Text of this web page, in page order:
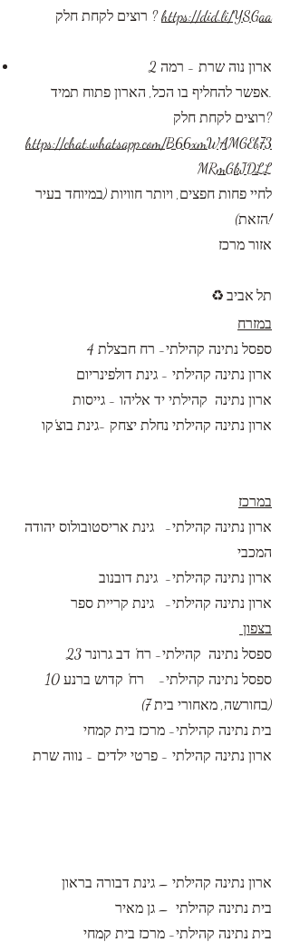
רוצים לקחת חלק ? ​https://did.li/YSGaa​
ארון נוה שרת - רמה 2
אפשר להחליף בו הכל, הארון פתוח תמיד.
​רוצים לקחת חלק?
https://chat.whatsapp.com/B66xmWAMGEb73
MRmGkJDLL
לחיי פחות חפצים, ויותר חוויות (במיוחד בעיר
הזאת)!
אזור מרכז
תל אביב ♻️
במזרח
ספסל נתינה קהילתי- רח חבצלת 4
ארון נתינה קהילתי - גינת דולפינריום
ארון נתינה קהילתי יד אליהו - גייסות
ארון נתינה קהילתי נחלת יצחק -גינת בוצ'קו
במרכז
ארון נתינה קהילתי- גינת אריסטובולוס יהודה
המכבי
ארון נתינה קהילתי- גינת דובנוב
ארון נתינה קהילתי- גינת קריית ספר
בצפון
ספסל נתינה קהילתי- רח' דב גרונר 23
ספסל נתינה קהילתי- רח' קדוש ברנע 10
(בחורשה, מאחורי בית 7)
בית נתינה קהילתי- מרכז בית קמחי
ארון נתינה קהילתי - פרטי ילדים - נווה שרת
ארון נתינה קהילתי – גינת דבורה בראון
בית נתינה קהילתי – גן מאיר
בית נתינה קהילתי- מרכז בית קמחי